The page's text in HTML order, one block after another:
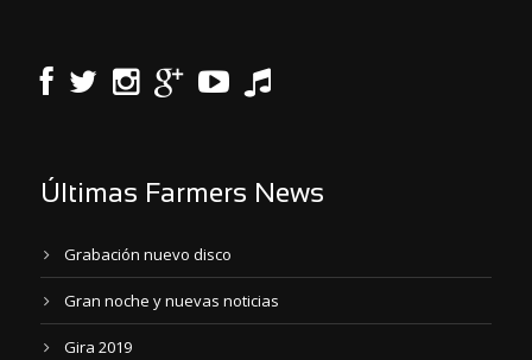
Últimas Farmers News
Grabación nuevo disco
Gran noche y nuevas noticias
Gira 2019